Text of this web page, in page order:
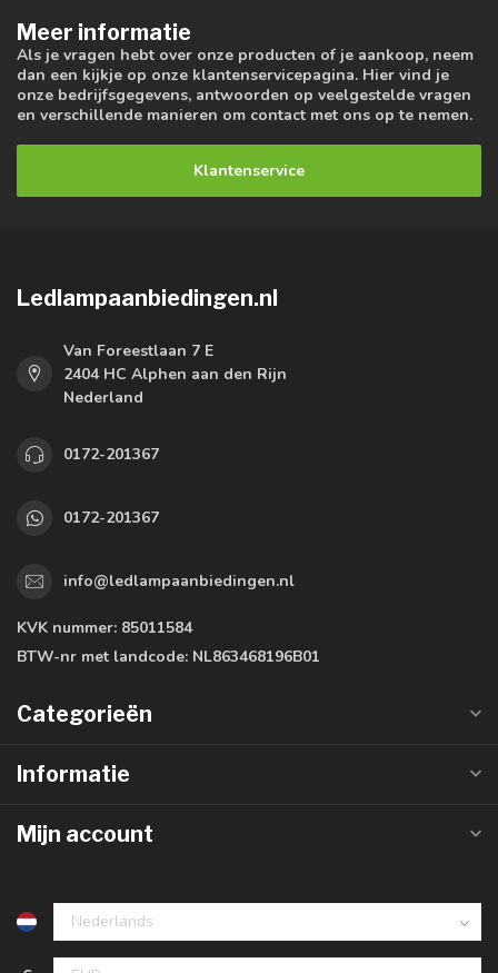
Meer informatie
Als je vragen hebt over onze producten of je aankoop, neem
dan een kijkje op onze klantenservicepagina. Hier vind je
onze bedrijfsgegevens, antwoorden op veelgestelde vragen
en verschillende manieren om contact met ons op te nemen.
Klantenservice
Ledlampaanbiedingen.nl
Van Foreestlaan 7 E
2404 HC Alphen aan den Rijn
Nederland
0172-201367
0172-201367
info@ledlampaanbiedingen.nl
KVK nummer: 85011584
BTW-nr met landcode: NL863468196B01
Categorieën
Informatie
Mijn account